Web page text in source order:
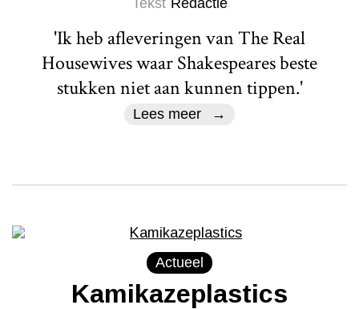
Tekst Redactie
'Ik heb afleveringen van The Real
Housewives waar Shakespeares beste
stukken niet aan kunnen tippen.'
Lees meer
Actueel
Kamikazeplastics